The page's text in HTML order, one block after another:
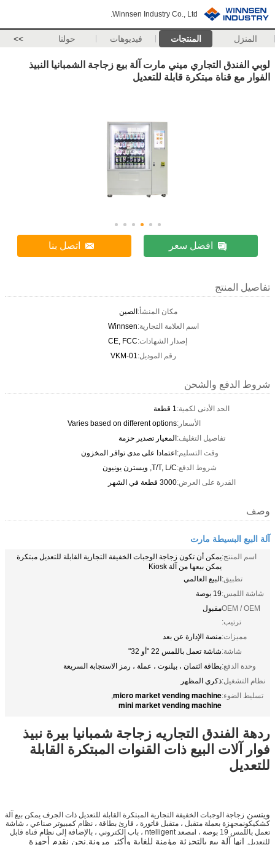
Winnsen Industry Co., Ltd.
المنزل المنتجات فيديوهات حولنا >>
لوبي الفندق التجاري ميني مارت آلة بيع زجاجة الشمبانيا النبيذ
الفوار مع قناة مبتكرة قابلة للتعديل
افضل سعر اتصل بنا
تفاصيل المنتج
مكان المنشأ:الصين
اسم العلامة التجارية:Winnsen
إصدار الشهادات:CE, FCC
رقم الموديل:VKM-01
شروط الدفع والشحن
الحد الأدنى لكمية:1 قطعة
الأسعار:Varies based on different options
تفاصيل التغليف:المعيار تصدير حزمة
وقت التسليم:اعتمادا على مدى توافر المخزون
شروط الدفع:T/T, L/C, ويسترن يونيون
القدرة على العرض:3000 قطعة في الشهر
وصف
آلة البيع البسيطة مارت
اسم المنتج:يمكن أن تكون زجاجة الوجبات الخفيفة التجارية القابلة للتعديل مبتكرة
يمكن بيعها من آلة Kiosk
تطبيق:البيع العالمي
شاشة اللمس:19 بوصة
OEM / OEM
ترتيب:
مقبول
مميزات:منصة الإدارة عن بعد
شاشة:شاشة تعمل باللمس 22 "أو 32"
وحدة الدفع:بطاقة ائتمان ، بيلنوت ، عملة ، رمز الاستجابة السريعة
نظام التشغيل:ذكري المظهر
تسليط الضوء:micro market vending machine
,
mini market vending machine
ردهة الفندق التجاريه زجاجة شمبانيا بيرة نبيذ
فوار
آلات البيع ذات القنوات المبتكرة القابلة
للتعديل
وينسن زجاجة الوجبات الخفيفة التجارية المبتكرة القابلة للتعديل ذات الجرف يمكن بيع آلة
كشكيكونمجهزة بعملة متقبل ، متقبل فاتورة ، قارئ بطاقة ، نظام كمبيوتر صناعي ، شاشة
تعمل باللمس 19 بوصة ، i
مصعد ntelligent ، باب إلكتروني ، بالإضافة إلى نظام قناة قابل
للتعديل. إنها آلة بيع بالتجزئة مؤمنة للغاية وأكثر مرونة.نحن نقدم أجهزة